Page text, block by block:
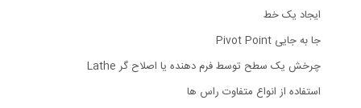
ایجاد یک خط
جا به جایی Pivot Point
چرخش یک سطح توسط فرم دهنده یا اصلاح گر Lathe
استفاده از انواع متفاوت راس ها